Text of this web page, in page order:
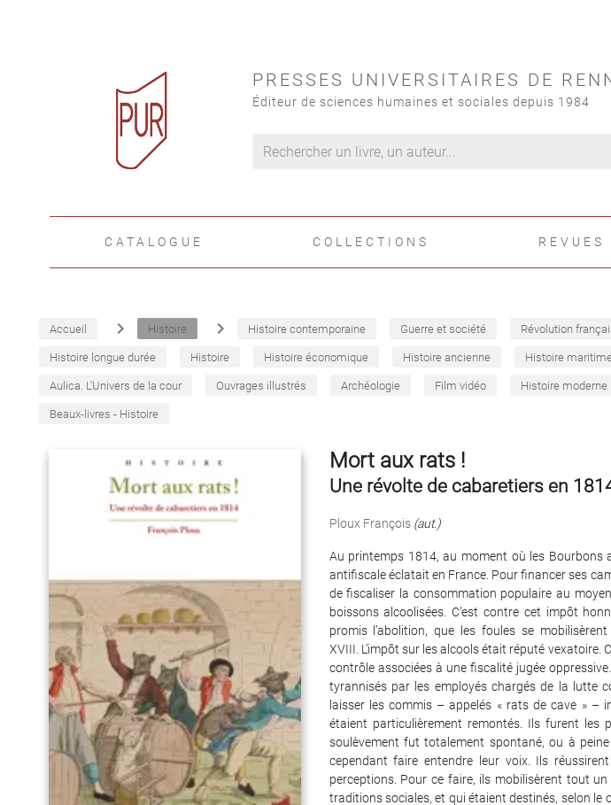
PRESSES UNIVERSITAIRES DE
Éditeur de sciences humaines et sociales depuis 1984
CATALOGUE COLLECTIONS REVUES
Accueil navigate_next Histoire navigate_next Histoire contemporaine Guerre et société Révolution
Histoire longue durée Histoire Histoire économique Histoire ancienne Histoire
Aulica. L'Univers de la cour Ouvrages illustrés Archéologie Film vidéo Histoire moderne
Beaux-livres - Histoire
Mort aux rats !
Une révolte de cabaretiers en
Ploux François (aut.)
Au printemps 1814, au moment où les Bourbons
antifiscale éclatait en France. Pour financer ses
de fiscaliser la consommation populaire au
boissons alcoolisées. C’est contre cet impôt
promis l’abolition, que les foules se
XVIII. L’impôt sur les alcools était réputé
contrôle associées à une fiscalité jugée
tyrannisés par les employés chargés de la lutte
laisser les commis – appelés « rats de cave » –
étaient particulièrement remontés. Ils furent les
soulèvement fut totalement spontané, ou à
cependant faire entendre leur voix. Ils
perceptions. Pour ce faire, ils mobilisèrent tout
traditions sociales, et qui étaient destinés, selon le